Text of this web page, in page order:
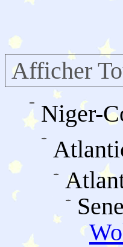
Afficher
Niger-